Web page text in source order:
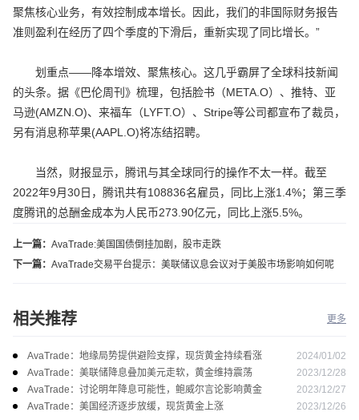
聚焦核心业务，有效控制成本增长。因此，我们的非国际财务报告
准则盈利在经历了四个季度的下滑后，重新实现了同比增长。”
划重点——降本增效、聚焦核心。这几乎霸屏了全球科技新闻
的头条。据《巴伦周刊》梳理，包括脸书（META.O）、推特、亚
马逊(AMZN.O)、来福车（LYFT.O）、Stripe等公司都宣布了裁员，
另有消息称苹果(AAPL.O)将冻结招聘。
当然，财报显示，腾讯与其全球同行的操作不太一样。截至
2022年9月30日，腾讯共有108836名雇员，同比上涨1.4%；第三季
度腾讯的总酬金成本为人民币273.90亿元，同比上涨5.5%。
上一篇： AvaTrade:美国国债倒挂加剧，股市走跌
下一篇： AvaTrade交易平台提示：美联储议息会议对于美股市场影响如何呢
相关推荐 更多
AvaTrade：地缘局势提供避险支撑，现货黄金持续看涨
2024/01/02
AvaTrade：美联储降息叠加美元走软，黄金维持震荡
2023/12/28
AvaTrade：讨论明年降息可能性，鲍威尔言论影响黄金
2023/12/27
AvaTrade：美国经济逐步放缓，现货黄金上涨
2023/12/26